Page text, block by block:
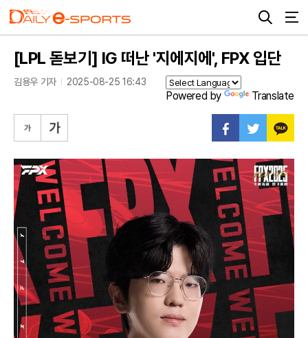
[LPL 돋보기] IG 떠난 '지에지에', FPX 입단
김용우 기자 2025-08-25 16:43
Powered by Translate